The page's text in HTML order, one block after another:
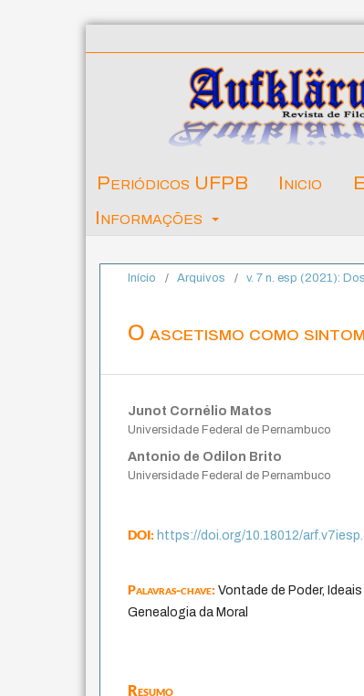
Periódicos UFPB Inicio
Informações
Início / Arquivos / v. 7 n. esp (2021):
O ascetismo como
Junot Cornélio Matos
Universidade Federal de Pernambuco
Antonio de Odilon Brito
Universidade Federal de Pernambuco
DOI:https://doi.org/10.18012/
Palavras-chave:Vontade de Poder,
Genealogia da Moral
Resumo